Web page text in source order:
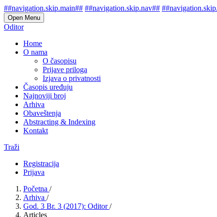
##navigation.skip.main## ##navigation.skip.nav##
Open Menu
Oditor
Home
O nama
O časopisu
Prijave priloga
Izjava o privatnosti
Časopis uređuju
Najnoviji broj
Arhiva
Obaveštenja
Abstracting & Indexing
Kontakt
Traži
Registracija
Prijava
Početna /
Arhiva /
God. 3 Br. 3 (2017): Oditor/
Articles